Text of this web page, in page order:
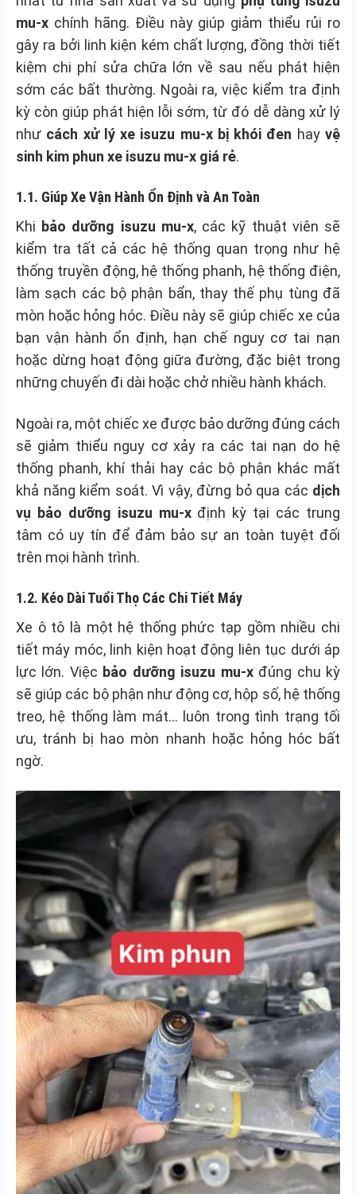
mu-x chính hãng. Điều này giúp giảm thiểu rủi ro
gây ra bởi linh kiện kém chất lượng, đồng thời tiết
kiệm chi phí sửa chữa lớn về sau nếu phát hiện
sớm các bất thường. Ngoài ra, việc kiểm tra định
kỳ còn giúp phát hiện lỗi sớm, từ đó dễ dàng xử lý
như cách xử lý xe isuzu mu-x bị khói đen hayvệ
sinh kim phun xe isuzu mu-x giá rẻ.
1.1. Giúp Xe Vận Hành Ổn Định và An Toàn
Khi bảo dưỡng isuzu mu-x, các kỹ thuật viên sẽ
kiểm tra tất cả các hệ thống quan trọng như hệ
thống truyền động, hệ thống phanh, hệ thống điện,
làm sạch các bộ phận bẩn, thay thế phụ tùng đã
mòn hoặc hỏng hóc. Điều này sẽ giúp chiếc xe của
bạn vận hành ổn định, hạn chế nguy cơ tai nạn
hoặc dừng hoạt động giữa đường, đặc biệt trong
những chuyến đi dài hoặc chở nhiều hành khách.
Ngoài ra, một chiếc xe được bảo dưỡng đúng cách
sẽ giảm thiểu nguy cơ xảy ra các tai nạn do hệ
thống phanh, khí thải hay các bộ phận khác mất
khả năng kiểm soát. Vì vậy, đừng bỏ qua các dịch
vụ bảo dưỡng isuzu mu-xđịnh kỳ tại các trung
tâm có uy tín để đảm bảo sự an toàn tuyệt đối
trên mọi hành trình.
1.2. Kéo Dài Tuổi Thọ Các Chi Tiết Máy
Xe ô tô là một hệ thống phức tạp gồm nhiều chi
tiết máy móc, linh kiện hoạt động liên tục dưới áp
lực lớn. Việc bảo dưỡng isuzu mu-xđúng chu kỳ
sẽ giúp các bộ phận như động cơ, hộp số, hệ thống
treo, hệ thống làm mát… luôn trong tình trạng tối
ưu, tránh bị hao mòn nhanh hoặc hỏng hóc bất
ngờ.